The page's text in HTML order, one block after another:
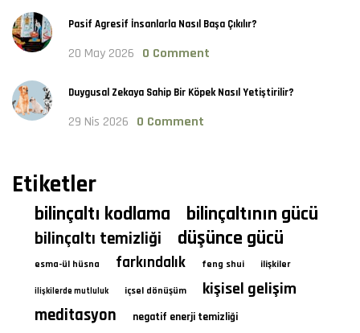
Pasif Agresif İnsanlarla Nasıl Başa Çıkılır?
20 May 2026 0 Comment
Duygusal Zekaya Sahip Bir Köpek Nasıl Yetiştirilir?
29 Nis 2026 0 Comment
Etiketler
bilinçaltı kodlama bilinçaltının gücü
bilinçaltı temizliği düşünce gücü
esma-ül hüsna farkındalık feng shui ilişkiler
ilişkilerde mutluluk içsel dönüşüm
kişisel gelişim
meditasyon
negatif enerji temizliği